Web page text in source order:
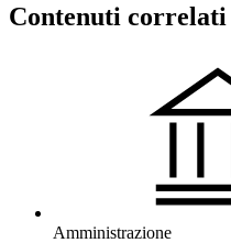
Contenuti correlati
Amministrazione